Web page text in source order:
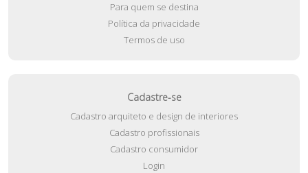
Para quem se destina
Política da privacidade
Termos de uso
Cadastre-se
Cadastro arquiteto e design de interiores
Cadastro profissionais
Cadastro consumidor
Login